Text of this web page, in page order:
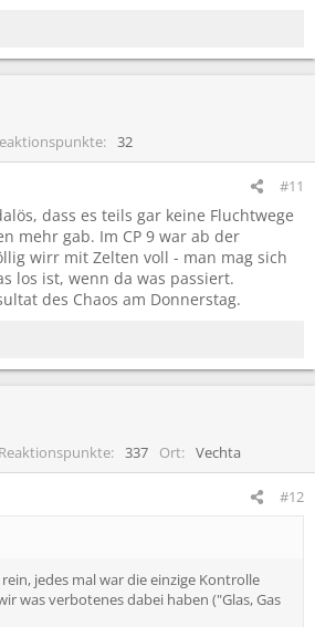
32
#11
dass es teils gar keine Fluchtwege
mehr gab. Im CP 9 war ab der
wirr mit Zelten voll - man mag sich
los ist, wenn da was passiert.
des Chaos am Donnerstag.
Reaktionspunkte 337 Ort Vechta
#12
jedes mal war die einzige Kontrolle
was verbotenes dabei haben ("Glas, Gas